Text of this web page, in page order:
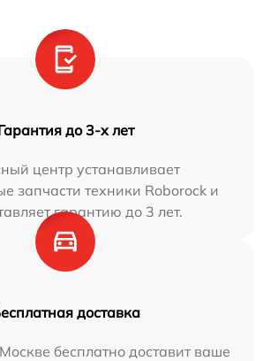
до 3-х лет
центр устанавливает
запчасти техники Roborock и
гарантию до 3 лет.
доставка
бесплатно доставит ваше